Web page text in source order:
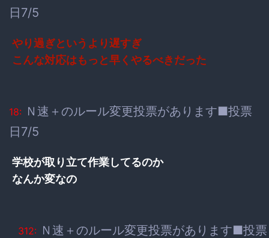
日7/5
やり過ぎというより遅すぎ
こんな対応はもっと早くやるべきだった
18: Ｎ速＋のルール変更投票があります■投票
日7/5
学校が取り立て作業してるのか
なんか変なの
312: Ｎ速＋のルール変更投票があります■投票